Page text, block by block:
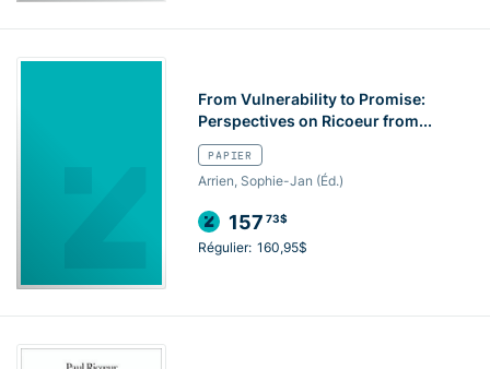
From Vulnerability to Promise:
Perspectives on Ricoeur from...
PAPIER
Arrien, Sophie-Jan (Éd.)
157 73$
Régulier: 160,95$